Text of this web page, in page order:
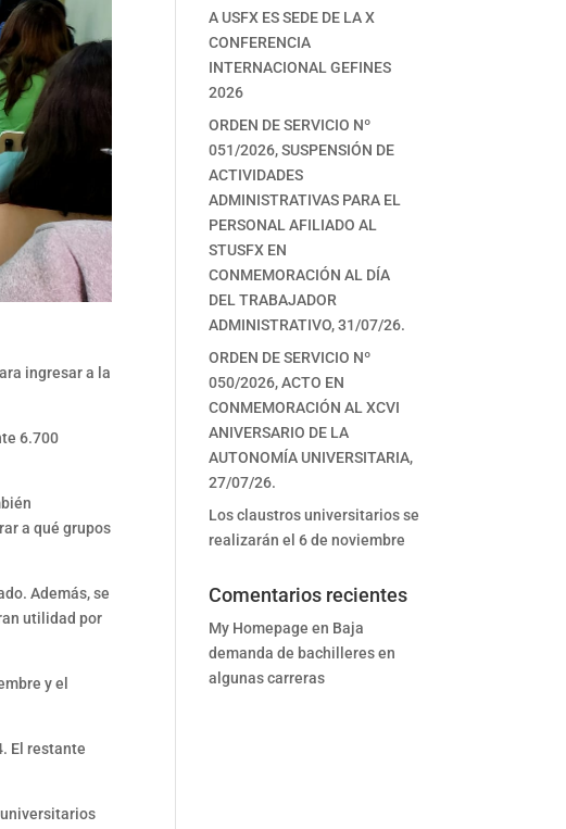
ingresar a la
6.700
a qué grupos
Además, se
utilidad por
y el
El restante
A USFX ES SEDE DE LA X
CONFERENCIA
INTERNACIONAL GEFINES
2026
ORDEN DE SERVICIO Nº
051/2026, SUSPENSIÓN DE
ACTIVIDADES
ADMINISTRATIVAS PARA EL
PERSONAL AFILIADO AL
STUSFX EN
CONMEMORACIÓN AL DÍA
DEL TRABAJADOR
ADMINISTRATIVO, 31/07/26.
ORDEN DE SERVICIO Nº
050/2026, ACTO EN
CONMEMORACIÓN AL XCVI
ANIVERSARIO DE LA
AUTONOMÍA UNIVERSITARIA,
27/07/26.
Los claustros universitarios se
realizarán el 6 de noviembre
Comentarios recientes
My Homepage en Baja
demanda de bachilleres en
algunas carreras